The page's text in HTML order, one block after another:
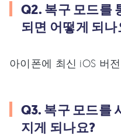
Q2. 복구 모드를
되면 어떻게 되나
아이폰에 최신 iOS 버
Q3. 복구 모드를
지게 되나요?